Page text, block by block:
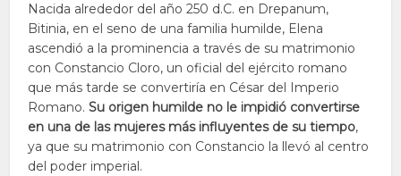
Nacida alrededor del año 250 d.C. en Drepanum,
Bitinia, en el seno de una familia humilde, Elena
ascendió a la prominencia a través de su matrimonio
con Constancio Cloro, un oficial del ejército romano
que más tarde se convertiría en César del Imperio
Romano.Su origen humilde no le impidió convertirse
en una de las mujeres más influyentes de su tiempo,
ya que su matrimonio con Constancio la llevó al centro
del poder imperial.